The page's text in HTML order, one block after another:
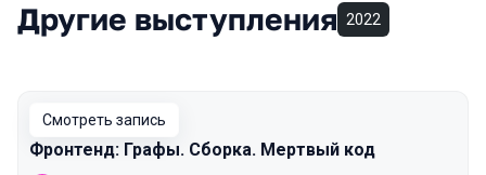
Другие выступления 2022
Смотреть запись
Фронтенд: Графы. Сборка. Мертвый код